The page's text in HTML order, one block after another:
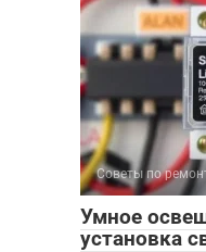
Советы по
Умное
установка